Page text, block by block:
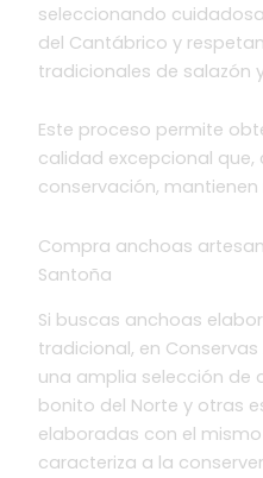
seleccionando
del Cantábrico y
tradicionales de salazón
Este proceso permite
calidad excepcional
conservación,
Compra anchoas
Santoña
Si buscas anchoas
tradicional, en
una amplia selección de
bonito del Norte y otras
elaboradas con el
caracteriza a la